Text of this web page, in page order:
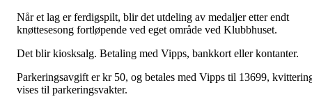
Når et lag er ferdigspilt, blir det utdeling av medaljer etter endt
knøttesesong fortløpende ved eget område ved Klubbhuset.
Det blir kiosksalg. Betaling med Vipps, bankkort eller kontanter.
Parkeringsavgift er kr 50, og betales med Vipps til 13699,
vises til parkeringsvakter.